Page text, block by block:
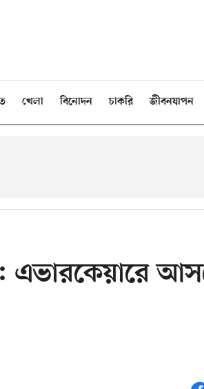
খেলা বিনোদন চাকরি জীবনযাপন
এভারকেয়ারে